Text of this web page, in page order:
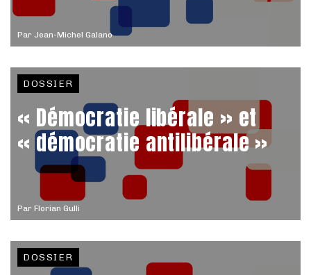
Par Jean-Michel Galano
Par Florian Gulli
DOSSIER
« Démocratie libérale » et
« démocratie antilibérale »
DOSSIER